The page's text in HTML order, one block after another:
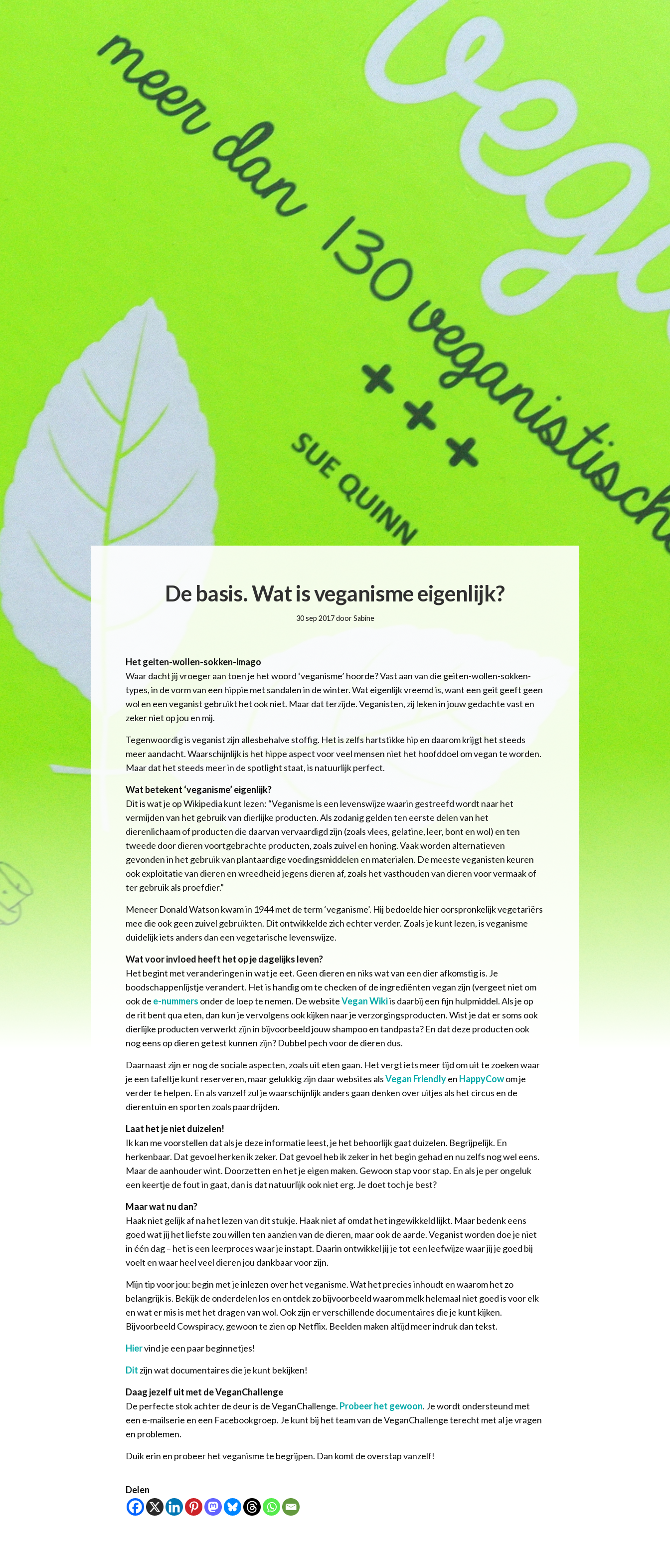
De basis. Wat is veganisme eigenlijk?
30 sep 2017 door Sabine
Het geiten-wollen-sokken-imago
Waar dacht jij vroeger aan toen je het woord ‘veganisme’ hoorde? Vast aan van die geiten-wollen-sokken-
types, in de vorm van een hippie met sandalen in de winter. Wat eigenlijk vreemd is, want een geit geeft geen
wol en een veganist gebruikt het ook niet. Maar dat terzijde. Veganisten, zij leken in jouw gedachte vast en
zeker niet op jou en mij.
Tegenwoordig is veganist zijn allesbehalve stoffig. Het is zelfs hartstikke hip en daarom krijgt het steeds
meer aandacht. Waarschijnlijk is het hippe aspect voor veel mensen niet het hoofddoel om vegan te worden.
Maar dat het steeds meer in de spotlight staat, is natuurlijk perfect.
Wat betekent ‘veganisme’ eigenlijk?
Dit is wat je op Wikipedia kunt lezen: “Veganisme is een levenswijze waarin gestreefd wordt naar het
vermijden van het gebruik van dierlijke producten. Als zodanig gelden ten eerste delen van het
dierenlichaam of producten die daarvan vervaardigd zijn (zoals vlees, gelatine, leer, bont en wol) en ten
tweede door dieren voortgebrachte producten, zoals zuivel en honing. Vaak worden alternatieven
gevonden in het gebruik van plantaardige voedingsmiddelen en materialen. De meeste veganisten keuren
ook exploitatie van dieren en wreedheid jegens dieren af, zoals het vasthouden van dieren voor vermaak of
ter gebruik als proefdier.”
Meneer Donald Watson kwam in 1944 met de term ‘veganisme’. Hij bedoelde hier oorspronkelijk vegetariërs
mee die ook geen zuivel gebruikten. Dit ontwikkelde zich echter verder. Zoals je kunt lezen, is veganisme
duidelijk iets anders dan een vegetarische levenswijze.
Wat voor invloed heeft het op je dagelijks leven?
Het begint met veranderingen in wat je eet. Geen dieren en niks wat van een dier afkomstig is. Je
boodschappenlijstje verandert. Het is handig om te checken of de ingrediënten vegan zijn (vergeet niet om
ook de e-nummers onder de loep te nemen. De websiteVegan Wikiis daarbij een fijn hulpmiddel. Als je op
de rit bent qua eten, dan kun je vervolgens ook kijken naar je verzorgingsproducten. Wist je dat er soms ook
dierlijke producten verwerkt zijn in bijvoorbeeld jouw shampoo en tandpasta? En dat deze producten ook
nog eens op dieren getest kunnen zijn? Dubbel pech voor de dieren dus.
Daarnaast zijn er nog de sociale aspecten, zoals uit eten gaan. Het vergt iets meer tijd om uit te zoeken waar
je een tafeltje kunt reserveren, maar gelukkig zijn daar websites alsVegan Friendlyen HappyCowom je
verder te helpen. En als vanzelf zul je waarschijnlijk anders gaan denken over uitjes als het circus en de
dierentuin en sporten zoals paardrijden.
Laat het je niet duizelen!
Ik kan me voorstellen dat als je deze informatie leest, je het behoorlijk gaat duizelen. Begrijpelijk. En
herkenbaar. Dat gevoel herken ik zeker. Dat gevoel heb ik zeker in het begin gehad en nu zelfs nog wel eens.
Maar de aanhouder wint. Doorzetten en het je eigen maken. Gewoon stap voor stap. En als je per ongeluk
een keertje de fout in gaat, dan is dat natuurlijk ook niet erg. Je doet toch je best?
Maar wat nu dan?
Haak niet gelijk af na het lezen van dit stukje. Haak niet af omdat het ingewikkeld lijkt. Maar bedenk eens
goed wat jij het liefste zou willen ten aanzien van de dieren, maar ook de aarde. Veganist worden doe je niet
in één dag – het is een leerproces waar je instapt. Daarin ontwikkel jij je tot een leefwijze waar jij je goed bij
voelt en waar heel veel dieren jou dankbaar voor zijn.
Mijn tip voor jou: begin met je inlezen over het veganisme. Wat het precies inhoudt en waarom het zo
belangrijk is. Bekijk de onderdelen los en ontdek zo bijvoorbeeld waarom melk helemaal niet goed is voor elk
en wat er mis is met het dragen van wol. Ook zijn er verschillende documentaires die je kunt kijken.
Bijvoorbeeld Cowspiracy, gewoon te zien op Netflix. Beelden maken altijd meer indruk dan tekst.
Hiervind je een paar beginnetjes!
Dit zijn wat documentaires die je kunt bekijken!
Daag jezelf uit met de VeganChallenge
De perfecte stok achter de deur is de VeganChallenge. Probeer het gewoon. Je wordt ondersteund met
een e-mailserie en een Facebookgroep. Je kunt bij het team van de VeganChallenge terecht met al je vragen
en problemen.
Duik erin en probeer het veganisme te begrijpen. Dan komt de overstap vanzelf!
Delen